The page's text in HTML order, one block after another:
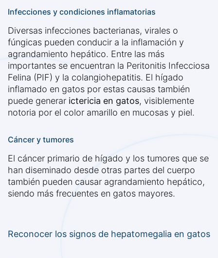
Infecciones y condiciones inflamatorias
Diversas infecciones bacterianas, virales o
fúngicas pueden conducir a la inflamación y
agrandamiento hepático. Entre las más
importantes se encuentran la Peritonitis Infecciosa
Felina (PIF) y la colangiohepatitis. El hígado
inflamado en gatos por estas causas también
puede generar ictericia en gatos, visiblemente
notoria por el color amarillo en mucosas y piel.
Cáncer y tumores
El cáncer primario de hígado y los tumores que se
han diseminado desde otras partes del cuerpo
también pueden causar agrandamiento hepático,
siendo más frecuentes en gatos mayores.
Reconocer los signos de hepatomegalia en gatos